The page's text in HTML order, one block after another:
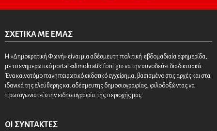
ΣΧΕΤΙΚΆ ΜΕ ΕΜΆΣ
Η «Δημοκρατική Φωνή» είναι μια αδέσμευτη πολιτική εβδομαδιαία εφημερίδα,
με το ενημερωτικό portal «dimokratikifoni.gr» να την συνοδεύει διαδικτυακά.
Ένα καινοτόμο πανηπειρωτικό εκδοτικό εγχείρημα, βασισμένο στις αρχές και στα
ιδανικά της ελεύθερης και αδέσμευτης δημοσιογραφίας, φιλοδοξώντας να
πρωταγωνιστεί στην ειδησιογραφία της περιοχής μας.
ΟΙ ΣΥΝΤΆΚΤΕΣ